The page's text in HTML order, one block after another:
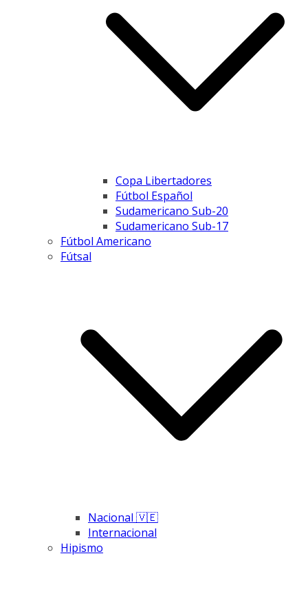
Copa Libertadores
Fútbol Español
Sudamericano Sub-20
Sudamericano Sub-17
Fútbol Americano
Fútsal
Nacional 🇻🇪
Internacional
Hipismo